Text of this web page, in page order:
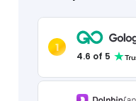
1
4.6 of 5